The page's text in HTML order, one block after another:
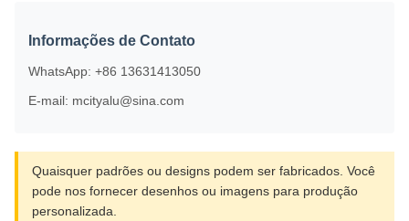
Informações de Contato
WhatsApp: +86 13631413050
E-mail: mcityalu@sina.com
Quaisquer padrões ou designs podem ser fabricados. Você
pode nos fornecer desenhos ou imagens para produção
personalizada.